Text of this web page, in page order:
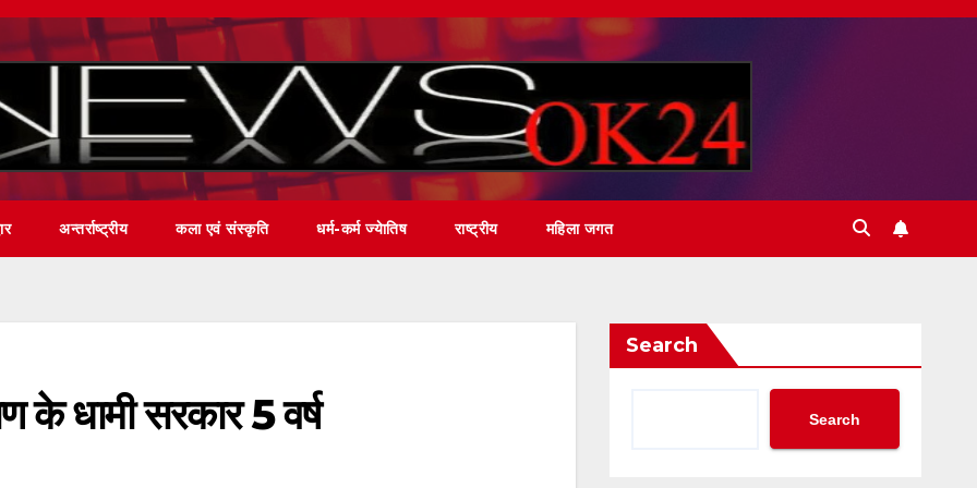
अन्तर्राष्ट्रीय कला एवं संस्कृति धर्म-कर्म ज्येातिष राष्ट्रीय महिला जगत
धामी सरकार 5 वर्ष
Search
Search